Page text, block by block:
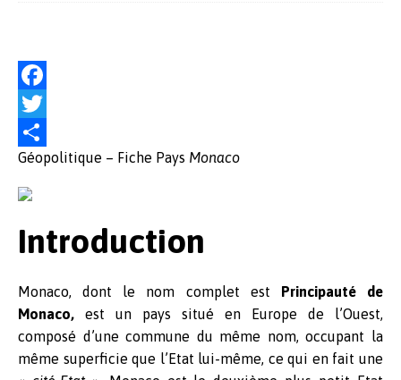
F
a
c
e
T
w
i
P
a
e
r
Géopolitique – Fiche Pays Monaco
Introduction
Monaco, dont le nom complet est Principauté de
Monaco, est un pays situé en Europe de l’Ouest,
composé d’une commune du même nom, occupant la
même superficie que l’Etat lui-même, ce qui en fait une